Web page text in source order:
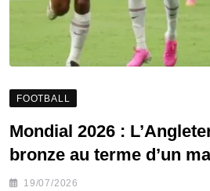
FOOTBALL
Mondial 2026 :
bronze au terme d’un
19/07/2026